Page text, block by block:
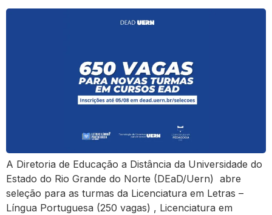
A Diretoria de Educação a Distância da Universidade do
Estado do Rio Grande do Norte (DEaD/Uern) abre
seleção para as turmas da Licenciatura em Letras –
Língua Portuguesa (250 vagas) , Licenciatura em